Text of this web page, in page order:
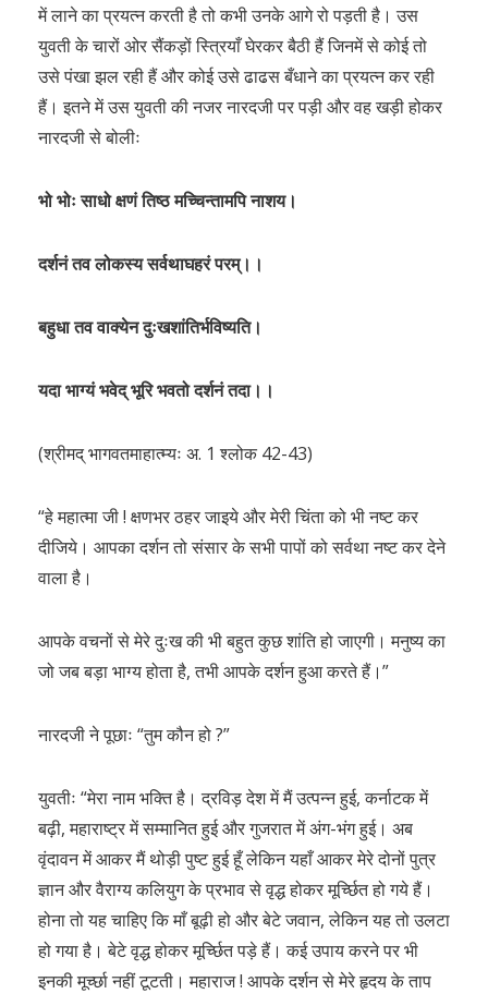
में लाने का प्रयत्न करती है तो कभी उनके आगे रो पड़ती है। उस
युवती के चारों ओर सैंकड़ों स्त्रियाँ घेरकर बैठी हैं जिनमें से कोई तो
उसे पंखा झल रही हैं और कोई उसे ढाढस बँधाने का प्रयत्न कर रही
हैं। इतने में उस युवती की नजर नारदजी पर पड़ी और वह खड़ी होकर
नारदजी से बोलीः
भो भोः साधो क्षणं तिष्ठ मच्चिन्तामपि नाशय।
दर्शनं तव लोकस्य सर्वथाघहरं परम्।।
बहुधा तव वाक्येन दुःखशांतिर्भविष्यति।
यदा भाग्यं भवेद् भूरि भवतो दर्शनं तदा।।
(श्रीमद् भागवतमाहात्म्यः अ. 1 श्लोक 42-43)
“हे महात्मा जी ! क्षणभर ठहर जाइये और मेरी चिंता को भी नष्ट कर
दीजिये। आपका दर्शन तो संसार के सभी पापों को सर्वथा नष्ट कर देने
वाला है।
आपके वचनों से मेरे दुःख की भी बहुत कुछ शांति हो जाएगी। मनुष्य का
जो जब बड़ा भाग्य होता है, तभी आपके दर्शन हुआ करते हैं।”
नारदजी ने पूछाः “तुम कौन हो ?”
युवतीः “मेरा नाम भक्ति है। द्रविड़ देश में मैं उत्पन्न हुई, कर्नाटक में
बढ़ी, महाराष्ट्र में सम्मानित हुई और गुजरात में अंग-भंग हुई। अब
वृंदावन में आकर मैं थोड़ी पुष्ट हुई हूँ लेकिन यहाँ आकर मेरे दोनों पुत्र
ज्ञान और वैराग्य कलियुग के प्रभाव से वृद्ध होकर मूर्च्छित हो गये हैं।
होना तो यह चाहिए कि माँ बूढ़ी हो और बेटे जवान, लेकिन यह तो उलटा
हो गया है। बेटे वृद्ध होकर मूर्च्छित पड़े हैं। कई उपाय करने पर भी
इनकी मूर्च्छा नहीं टूटती। महाराज ! आपके दर्शन से मेरे हृदय के ताप